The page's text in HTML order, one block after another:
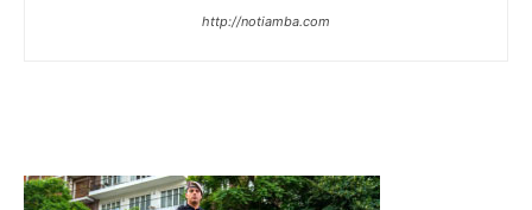
http://notiamba.com